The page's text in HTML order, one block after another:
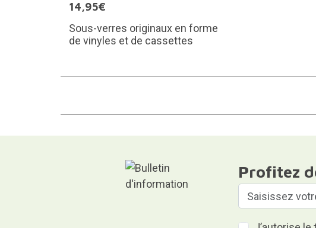
14,95€
Sous-verres originaux en forme
de vinyles et de cassettes
Profitez